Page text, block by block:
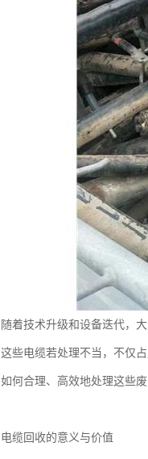
随着技术升级和设备迭代，
这些电缆若处理不当，不仅
如何合理、高效地处理这些
电缆回收的意义与价值